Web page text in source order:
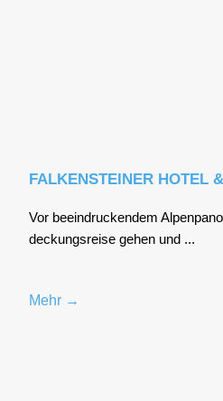
FALKENSTEINER HOTEL
Vor beein­dru­cken­dem
de­ckungs­rei­se gehen und ...
Mehr →